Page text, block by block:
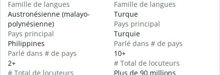
Famille de langues
Austronésienne (malayo-
polynésienne)
Pays principal
Philippines
Parlé dans # de pays
2+
# Total de locuteurs
Famille de langues
Turque
Pays principal
Turquie
Parlé dans # de pays
10+
# Total de locuteurs
Plus de 90 millions